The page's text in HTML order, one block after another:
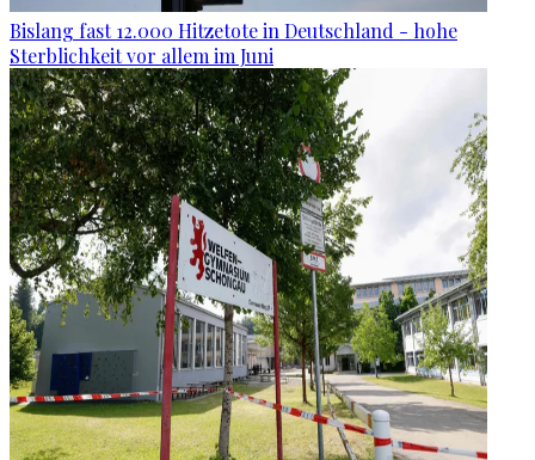
Bislang fast 12.000 Hitzetote in Deutschland - hohe
Sterblichkeit vor allem im Juni